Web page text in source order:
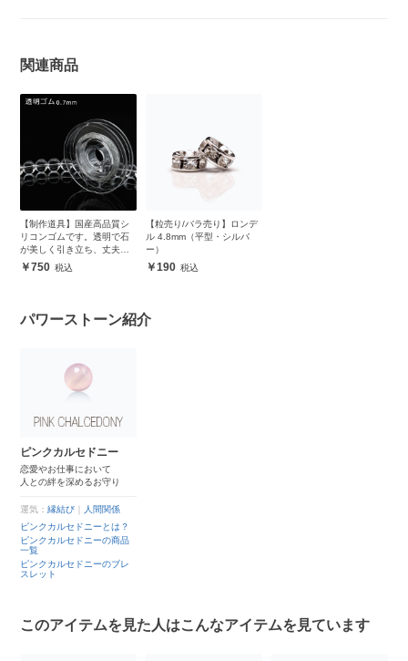
関連商品
【制作道具】国産高品質シ
リコンゴムです。透明で石
が美しく引き立ち、丈夫で
安心750
【粒売り/バラ売り】ロンデ
ル 4.8mm（平型・シルバ
ー）
190
パワーストーン紹介
ピンクカルセドニー
恋愛やお仕事において
人との絆を深めるお守り
運気：縁結び
人間関係
ピンクカルセドニーとは？
ピンクカルセドニーの商品
一覧
ピンクカルセドニーのブレ
スレット
このアイテムを見た人はこんなアイテムを見ています